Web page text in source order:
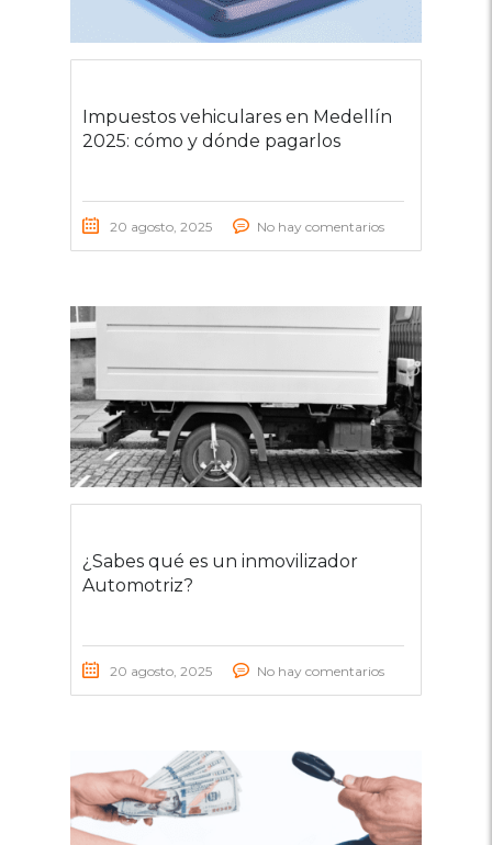
Impuestos vehiculares en Medellín
2025: cómo y dónde pagarlos
20 agosto, 2025 No hay comentarios
¿Sabes qué es un inmovilizador
Automotriz?
20 agosto, 2025 No hay comentarios